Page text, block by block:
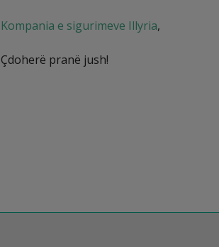
Kompania e sigurimeve Illyria,
Çdoherë pranë jush!